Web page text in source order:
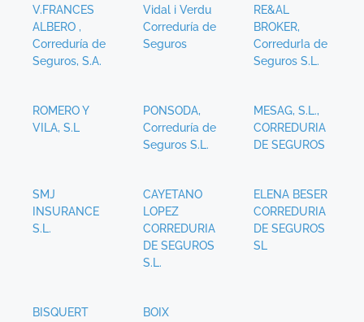
V.FRANCES
ALBERO ,
Correduría de
Seguros, S.A.
Vidal i Verdu
Correduría de
Seguros
RE&AL
BROKER,
CorredurIa de
Seguros S.L.
ROMERO Y
VILA, S.L
PONSODA,
Correduría de
Seguros S.L.
MESAG, S.L.,
CORREDURIA
DE SEGUROS
SMJ
INSURANCE
S.L.
CAYETANO
LOPEZ
CORREDURIA
DE SEGUROS
S.L.
ELENA BESER
CORREDURIA
DE SEGUROS
SL
BISQUERT
BOIX